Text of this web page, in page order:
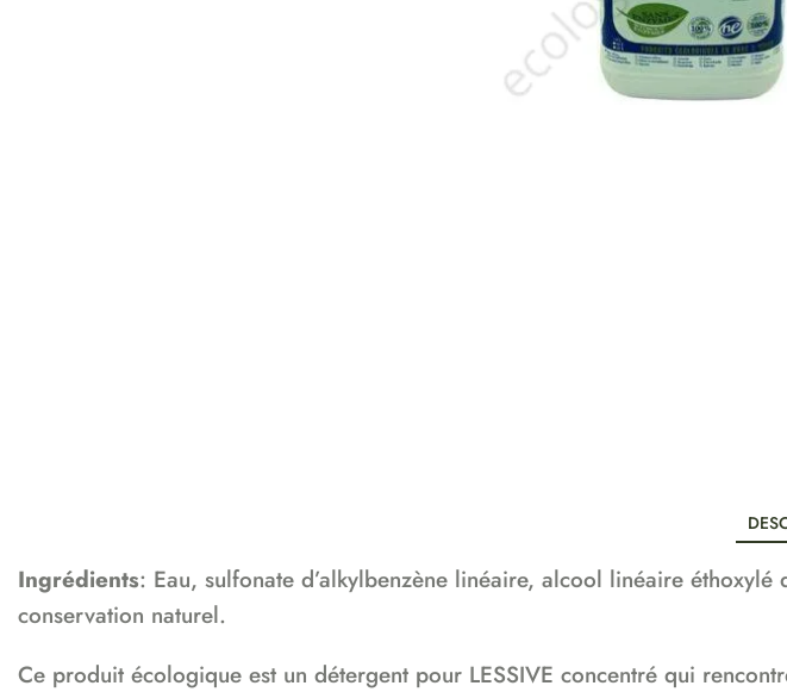
Ingrédients: Eau, sulfonate d’alkylbenzène linéaire, alcool linéaire
conservation naturel.
Ce produit écologique est un détergent pour LESSIVE concentré qui